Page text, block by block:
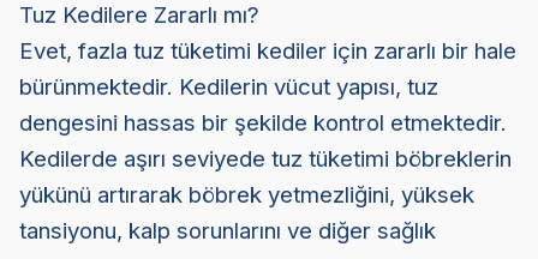
Tuz Kedilere Zararlı mı?
Evet, fazla tuz tüketimi kediler için zararlı bir hale
bürünmektedir. Kedilerin vücut yapısı, tuz
dengesini hassas bir şekilde kontrol etmektedir.
Kedilerde aşırı seviyede tuz tüketimi böbreklerin
yükünü artırarak böbrek yetmezliğini, yüksek
tansiyonu, kalp sorunlarını ve diğer sağlık